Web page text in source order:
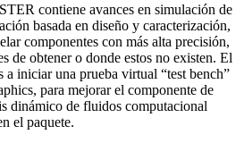
contiene avances en simulación de
basada en diseño y caracterización,
componentes con más alta precisión,
de obtener o donde estos no existen. El
a iniciar una prueba virtual “test bench”
para mejorar el componente de
dinámico de fluidos computacional
el paquete.